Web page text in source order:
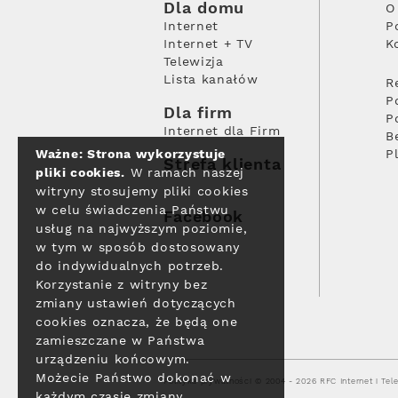
Dla domu
Internet
Internet + TV
Telewizja
Lista kanałów
Dla firm
Internet dla Firm
Strefa klienta
Facebook
Polityka prywatności © 2004 - 2026 RFC Internet i
Ważne: Strona wykorzystuje
pliki cookies. W ramach naszej
witryny stosujemy pliki cookies
w celu świadczenia Państwu
usług na najwyższym poziomie,
w tym w sposób dostosowany
do indywidualnych potrzeb.
Korzystanie z witryny bez
zmiany ustawień dotyczących
cookies oznacza, że będą one
zamieszczane w Państwa
urządzeniu końcowym.
Możecie Państwo dokonać w